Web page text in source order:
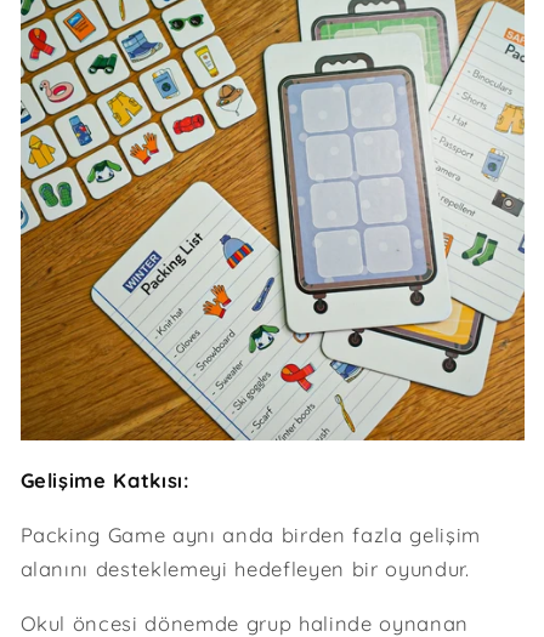
Gelişime Katkısı:
Packing Game aynı anda birden fazla gelişim
alanını desteklemeyi hedefleyen bir oyundur.
Okul öncesi dönemde grup halinde oynanan